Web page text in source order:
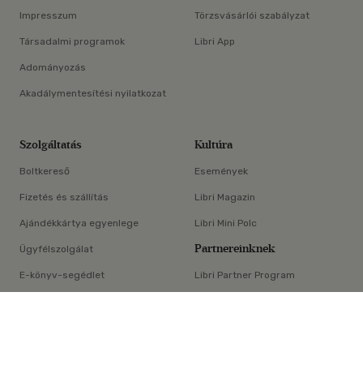
×
Impresszum
Társadalmi programok
Adományozás
Akadálymentesítési nyilatkozat
Törzsvásárlói szabályzat
Libri App
Szolgáltatás
Boltkereső
Fizetés és szállítás
Ajándékkártya egyenlege
Ügyfélszolgálat
E-könyv-segédlet
Kultúra
Események
Libri Magazin
Libri Mini Polc
Partnereinknek
Libri Partner Program